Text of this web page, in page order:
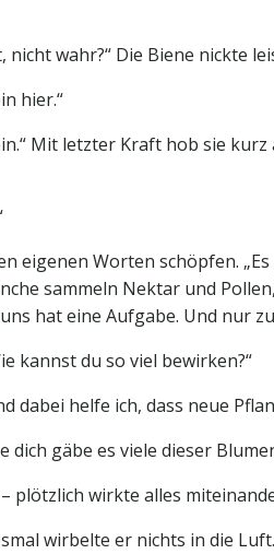
wahr?“ Die Biene nickte
hier.“
Mit letzter Kraft hob sie
eigenen Worten schöpfen.
sammeln Nektar und
hat eine Aufgabe. Und nur
kannst du so viel bewirken?“
dabei helfe ich, dass neue
gäbe es viele dieser
plötzlich wirkte alles
wirbelte er nichts in die